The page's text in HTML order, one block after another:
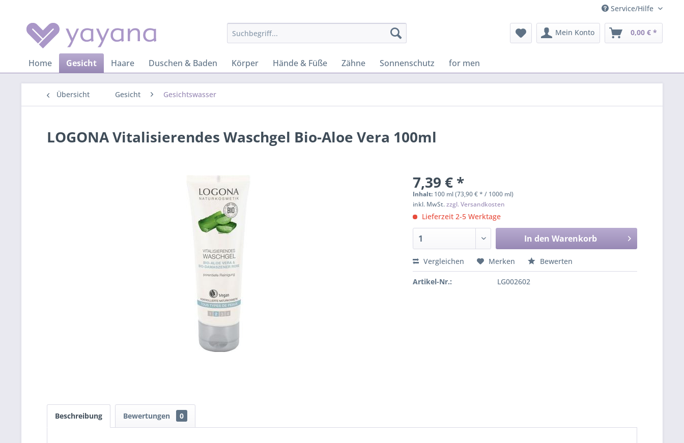
Service/Hilfe
Mein Konto 0,00 € *
Home Gesicht Haare Duschen & Baden Körper Hände & Füße Zähne Sonnenschutz for men
Übersicht Gesicht Gesichtswasser
LOGONA Vitalisierendes Waschgel Bio-Aloe Vera 100ml
7,39 € *
Inhalt: 100 ml (73,90 € * / 1000 ml)
inkl. MwSt.zzgl. Versandkosten
Lieferzeit 2-5 Werktage
In den Warenkorb
Vergleichen Merken Bewerten
Artikel-Nr.: LG002602
Beschreibung Bewertungen 0